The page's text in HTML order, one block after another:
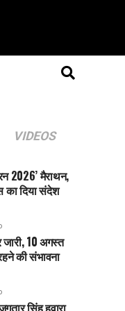
VIDEOS
2026’ मैराथन,
दिया संदेश
जारी, 10 अगस्त
की संभावना
सिंह हवारा